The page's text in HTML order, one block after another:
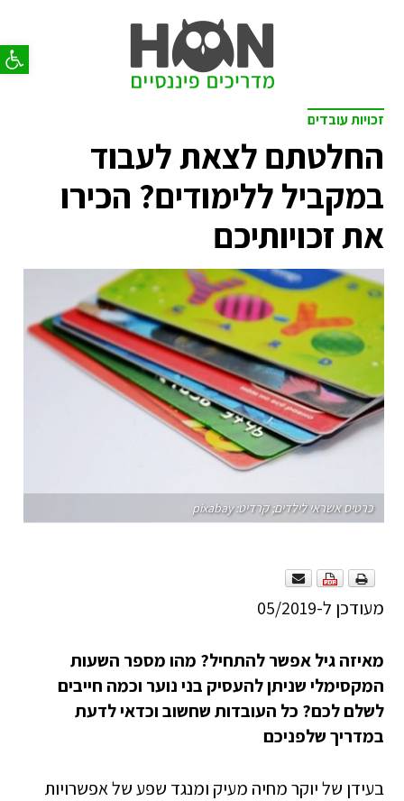
פתח
זכויות עובדים
החלטתם לצאת לעבוד
במקביל ללימודים? הכירו
את זכויותיכם
כרטיס אשראי לילדים; קרדיט: pixabay
מעודכן ל-05/2019
מאיזה גיל אפשר להתחיל? מהו מספר השעות
המקסימלי שניתן להעסיק בני נוער וכמה חייבים
לשלם לכם? כל העובדות שחשוב וכדאי לדעת
במדריך שלפניכם
בעידן של יוקר מחיה מעיק ומנגד שפע של אפשרויות